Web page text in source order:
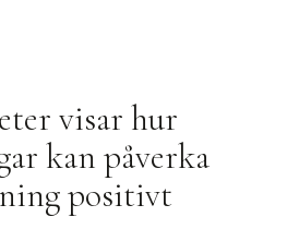
visar hur
kan påverka
positivt